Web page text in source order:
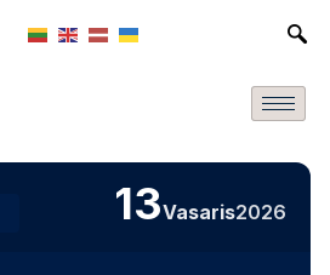
13Vasaris2026